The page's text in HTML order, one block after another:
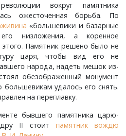
вокруг памятника
ожесточенная борьба. По
«большевики и базарные
низложения, а коренное
этого. Памятник решено было не
царя, чтобы вид его не
народа, надеть мешок из-
обезображенный монумент
удалось его снять.
на переплавку.
бывшего памятника царю-
II стоит памятник вождю